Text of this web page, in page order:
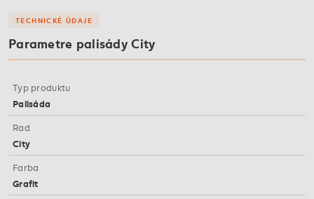
TECHNICKÉ ÚDAJE
Parametre palisády City
Typ produktu
Palisáda
Rad
City
Farba
Grafit